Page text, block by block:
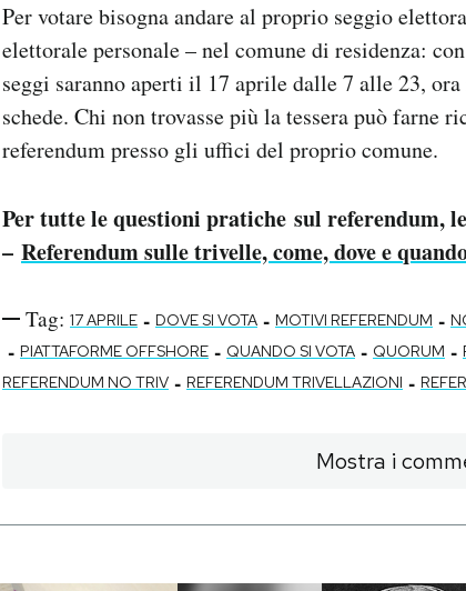
Per votare bisogna andare al proprio seggio
elettorale personale – nel comune di residenza:
seggi saranno aperti il 17 aprile dalle 7 alle 23,
schede. Chi non trovasse più la tessera può farne
referendum presso gli uffici del proprio comune.
Per tutte le questioni pratiche sul referendum,
– Referendum sulle trivelle, come, dove e
Tag: 17 APRILE - DOVE SI VOTA - MOTIVI REFERENDUM -
- PIATTAFORME OFFSHORE - QUANDO SI VOTA - QUORUM -
REFERENDUM NO TRIV - REFERENDUM TRIVELLAZIONI -
Mostra i